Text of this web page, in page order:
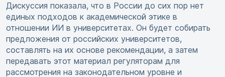
Дискуссия показала, что в России до сих пор нет
единых подходов к академической этике в
отношении ИИ в университетах. Он будет собирать
предложения от российских университетов,
составлять на их основе рекомендации, а затем
передавать этот материал регуляторам для
рассмотрения на законодательном уровне и